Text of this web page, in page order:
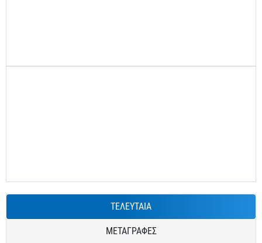
ΤΕΛΕΥΤΑΙΑ
ΜΕΤΑΓΡΑΦΕΣ